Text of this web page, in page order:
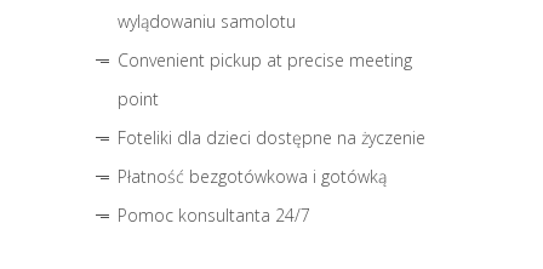
wylądowaniu samolotu
Convenient pickup at precise meeting
point
Foteliki dla dzieci dostępne na życzenie
Płatność bezgotówkowa i gotówką
Pomoc konsultanta 24/7